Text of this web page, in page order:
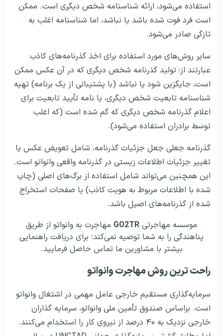
استفاده می‌شود، ارائه شناسنامه شخص دیگری است. ممکن
است فرد فوت شده باشد یا نباشد، اما شناسنامه اغلب به
تازگی صادر می‌شود.
سایر روش‌های مورد استفاده برای اخذ گذرنامه‌های کاذب
عبارتند از: تولید گذرنامه شخص دیگری که در آن عکس ممکن
است، جایگزین شود یا نباشد (با پشتیبانی از یک برنامه) تهیه
شناسنامه تابعیت شخص دیگری، یا نامه تأیید تابعیت برای
اعلام گذرنامه شخص دیگری که گم شده است (که اغلب
توسط برادران استفاده می‌شود).
گذرنامه جعلی جعل جزئیات گذرنامه، شامل تعویض عکس یا
تغییر جزئیات اطلاعات زیستی در گذرنامه واقعی وانواتو است.
این همچنین می‌تواند شامل استفاده از برگ‌های اصلی (چاپ
شده با اطلاعات مربوط به هویت کاذب) یا صفحات استخراج
شده از گذرنامه‌های اصیل باشد.
موسسه مهاجرتی GO2TR مهاجرت به وانواتو از طریق
پناهندگی را به شما توصیه نمی‌کند؛ برای دریافت راهنمایی
بیشتر با مشاورین ما تماس حاصل فرمایید.
راحت‌ ترین روش مهاجرت وانواتو
سرمایه‌گذاری مستقیم خارجی عامل مهمی در اشتغال وانواتو
است. براساس صندوق تأمین ملی وانواتو، سرمایه گذاران
خارجی نزدیک به ۴۰ درصد از نیروی کار را استخدام می‌کنند.